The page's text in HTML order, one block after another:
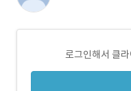
로그인해서 클